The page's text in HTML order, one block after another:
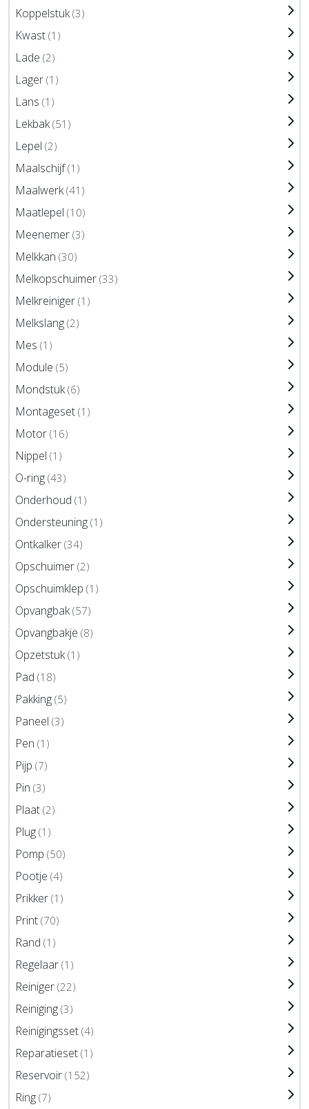
Koppelstuk(3)
Kwast (1)
Lade (2)
Lager (1)
Lans (1)
Lekbak(51)
Lepel (2)
Maalschijf(1)
Maalwerk(41)
Maatlepel (10)
Meenemer (3)
Melkkan (30)
Melkopschuimer (33)
Melkreiniger (1)
Melkslang (2)
Mes (1)
Module (5)
Mondstuk(6)
Montageset (1)
Motor (16)
Nippel (1)
O-ring (43)
Onderhoud (1)
Ondersteuning (1)
Ontkalker (34)
Opschuimer (2)
Opschuimklep (1)
Opvangbak(57)
Opvangbakje (8)
Opzetstuk(1)
Pad (18)
Pakking (5)
Paneel (3)
Pen (1)
Pijp (7)
Pin (3)
Plaat (2)
Plug (1)
Pomp (50)
Pootje (4)
Prikker (1)
Print (70)
Rand (1)
Regelaar (1)
Reiniger (22)
Reiniging (3)
Reinigingsset (4)
Reparatieset (1)
Reservoir (152)
Ring (7)